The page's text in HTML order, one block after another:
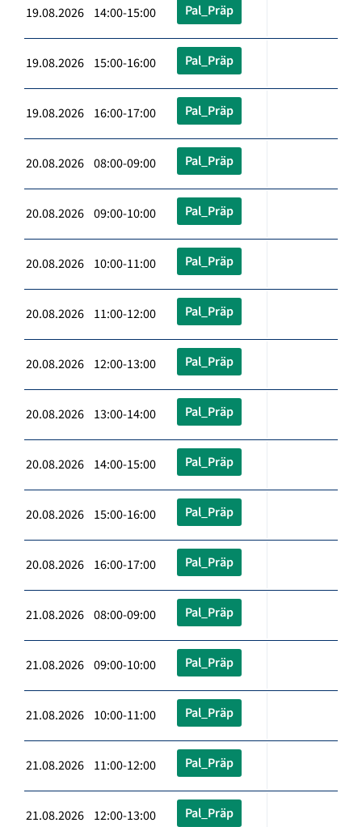
19.08.2026 14:00-15:00 Pal_Präp
19.08.2026 15:00-16:00 Pal_Präp
19.08.2026 16:00-17:00 Pal_Präp
20.08.2026 08:00-09:00 Pal_Präp
20.08.2026 09:00-10:00 Pal_Präp
20.08.2026 10:00-11:00 Pal_Präp
20.08.2026 11:00-12:00 Pal_Präp
20.08.2026 12:00-13:00 Pal_Präp
20.08.2026 13:00-14:00 Pal_Präp
20.08.2026 14:00-15:00 Pal_Präp
20.08.2026 15:00-16:00 Pal_Präp
20.08.2026 16:00-17:00 Pal_Präp
21.08.2026 08:00-09:00 Pal_Präp
21.08.2026 09:00-10:00 Pal_Präp
21.08.2026 10:00-11:00 Pal_Präp
21.08.2026 11:00-12:00 Pal_Präp
21.08.2026 12:00-13:00 Pal_Präp